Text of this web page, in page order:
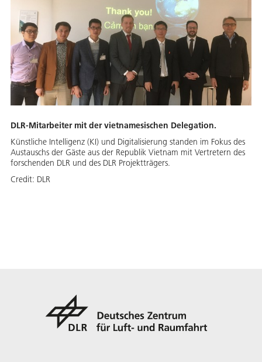
DLR-Mitarbeiter mit der vietnamesischen Delegation.
Künstliche Intelligenz (KI) und Digitalisierung standen im Fokus des
Austauschs der Gäste aus der Republik Vietnam mit Vertretern des
forschenden DLR und des DLR Projektträgers.
Credit: DLR